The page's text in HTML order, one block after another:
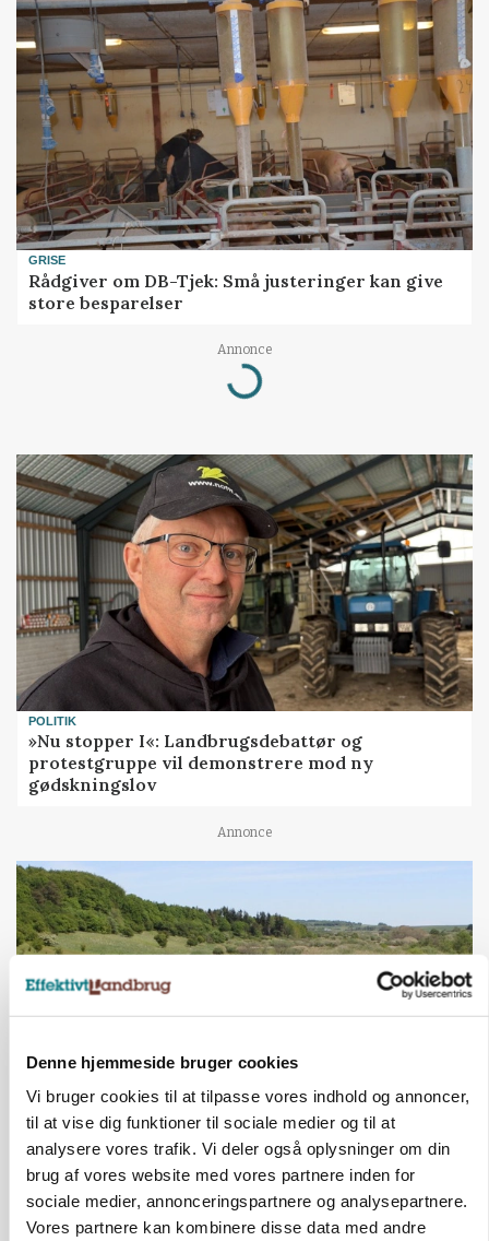
Denne hjemmeside bruger cookies
Vi bruger cookies til at tilpasse vores indhold og annoncer,
til at vise dig funktioner til sociale medier og til at
analysere vores trafik. Vi deler også oplysninger om din
brug af vores website med vores partnere inden for
sociale medier, annonceringspartnere og analysepartnere.
Vores partnere kan kombinere disse data med andre
GRISE
Rådgiver om DB-Tjek: Små justeringer kan give
store besparelser
Annonce
Loading...
POLITIK
»Nu stopper I«: Landbrugsdebattør og
protestgruppe vil demonstrere mod ny
gødskningslov
Annonce
KVÆG
Snart kan man søge tilskud til naturprojekter
Annonce